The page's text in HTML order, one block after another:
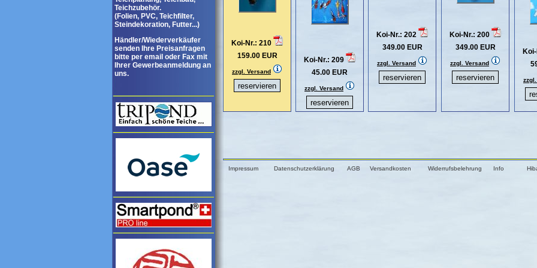
Teichzubehör.
(Folien, PVC, Teichfilter,
Steindekoration, Futter...)
Händler/Wiederverkäufer
senden Ihre Preisanfragen
bitte per email oder Fax mit
Ihrer Gewerbeanmeldung an
uns.
Koi-Nr.: 210
159.00 EUR
zzgl. Versand
Koi-Nr.: 209
45.00 EUR
zzgl. Versand
Koi-Nr.: 202
349.00 EUR
zzgl. Versand
Koi-Nr.: 200
349.00 EUR
zzgl. Versand
Impressum Datenschutzerklärung AGB Versandkosten Widerrufsbelehrung Info